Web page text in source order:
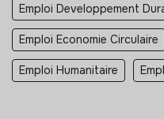
Emploi Developpement
Emploi Economie Circulaire
Emploi Humanitaire